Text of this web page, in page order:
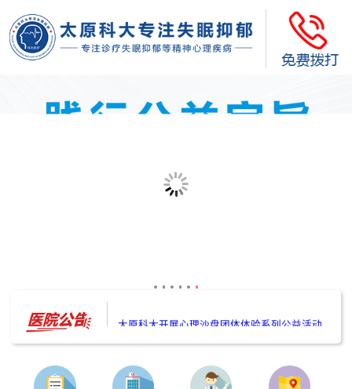
太原科大开展--“心理隐患也是安全隐患”讲座”
太原科大开展心理沙盘团体体验系列公益活动